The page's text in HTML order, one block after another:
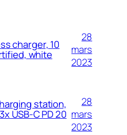
charger, 10
white
28
mars
2023
station,
USB-C PD 20
28
mars
2023